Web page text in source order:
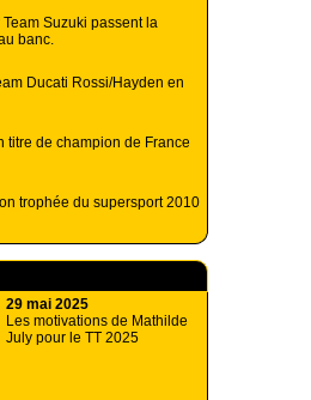
Suzuki passent la
banc.
Ducati Rossi/Hayden en
titre de champion de France
trophée du supersport 2010
29 mai 2025
Les motivations de Mathilde
July pour le TT 2025